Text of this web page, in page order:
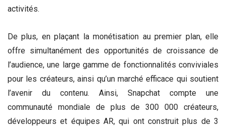
activités.
De plus, en plaçant la monétisation au premier plan, elle
offre simultanément des opportunités de croissance de
l’audience, une large gamme de fonctionnalités conviviales
pour les créateurs, ainsi qu’un marché efficace qui soutient
l’avenir du contenu. Ainsi, Snapchat compte une
communauté mondiale de plus de 300 000 créateurs,
développeurs et équipes AR, qui ont construit plus de 3